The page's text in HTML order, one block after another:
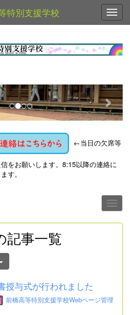
特別支援学校
n
e
x
←当日の欠席等
をお願いします。8:15以降の連絡に
す。
記事一覧
授与式が行われました
前橋高等特別支援学校Webページ管理